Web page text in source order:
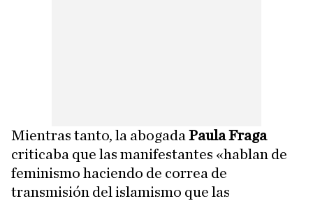
Mientras tanto, la abogada Paula Fraga
criticaba que las manifestantes «hablan de
feminismo haciendo de correa de
transmisión del islamismo que las